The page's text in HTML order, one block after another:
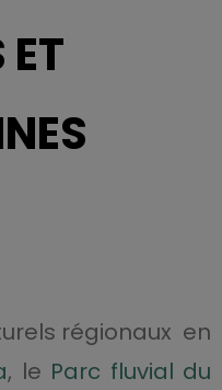
ET
régionaux en
, le Parc fluvial du